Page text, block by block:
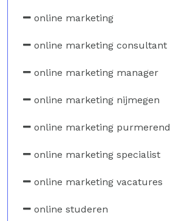
online marketing
online marketing consultant
online marketing manager
online marketing nijmegen
online marketing purmerend
online marketing specialist
online marketing vacatures
online studeren